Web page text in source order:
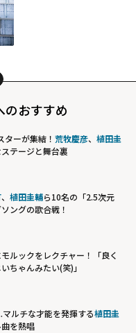
のおすすめ
ターが集結！ 荒牧慶彦、 植田圭
テージと舞台裏
、 植田圭輔ら10名の「2.5次元
ングの歌合戦！
モルックをレクチャー！「良く
ちゃんみたい(笑)」
ルチな才能を発揮する植田圭
を熱唱